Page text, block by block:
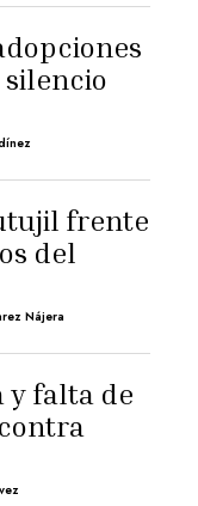
frente
del
Nájera
y falta de